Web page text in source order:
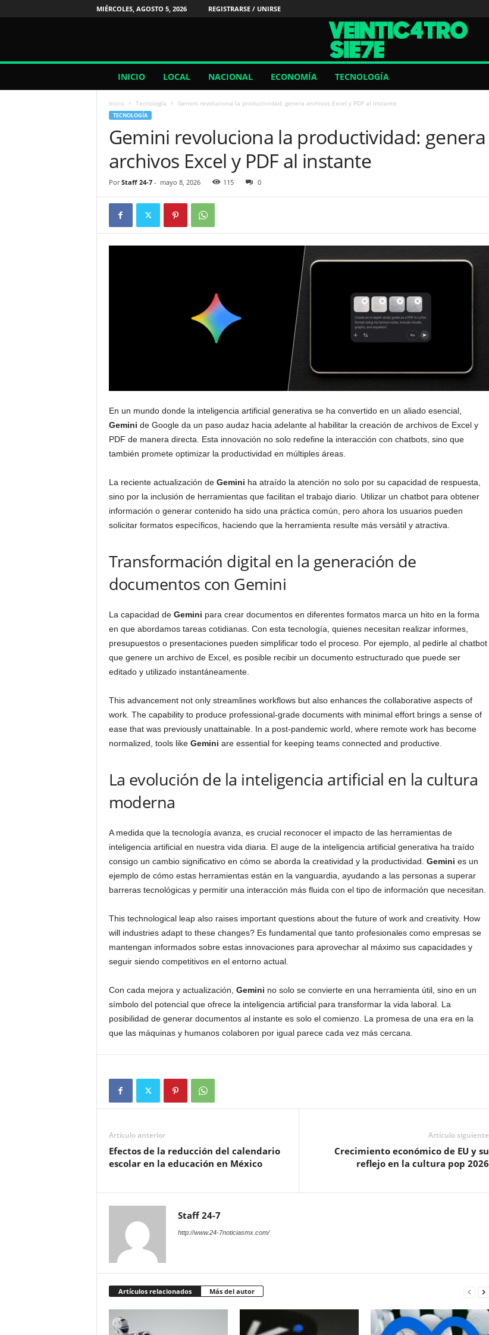
MIÉRCOLES, AGOSTO 5, 2026 REGISTRARSE / UNIRSE
/
INICIO LOCAL NACIONAL ECONOMÍA TECNOLOGÍA
Inicio Tecnología Gemini revoluciona la productividad: genera archivos Excel y PDF al instante
TECNOLOGÍA
Gemini revoluciona la productividad: genera
archivos Excel y PDF al instante
Por Staff 24-7- mayo 8, 2026 115 0
En un mundo donde la inteligencia artificial generativa se ha convertido en un aliado esencial,
Gemini de Google da un paso audaz hacia adelante al habilitar la creación de archivos de Excel y
PDF de manera directa. Esta innovación no solo redefine la interacción con chatbots, sino que
también promete optimizar la productividad en múltiples áreas.
La reciente actualización de Gemini ha atraído la atención no solo por su capacidad de respuesta,
sino por la inclusión de herramientas que facilitan el trabajo diario. Utilizar un chatbot para obtener
información o generar contenido ha sido una práctica común, pero ahora los usuarios pueden
solicitar formatos específicos, haciendo que la herramienta resulte más versátil y atractiva.
Transformación digital en la generación de
documentos con Gemini
La capacidad de Gemini para crear documentos en diferentes formatos marca un hito en la forma
en que abordamos tareas cotidianas. Con esta tecnología, quienes necesitan realizar informes,
presupuestos o presentaciones pueden simplificar todo el proceso. Por ejemplo, al pedirle al chatbot
que genere un archivo de Excel, es posible recibir un documento estructurado que puede ser
editado y utilizado instantáneamente.
This advancement not only streamlines workflows but also enhances the collaborative aspects of
work. The capability to produce professional-grade documents with minimal effort brings a sense of
ease that was previously unattainable. In a post-pandemic world, where remote work has become
normalized, tools like Gemini are essential for keeping teams connected and productive.
La evolución de la inteligencia artificial en la cultura
moderna
A medida que la tecnología avanza, es crucial reconocer el impacto de las herramientas de
inteligencia artificial en nuestra vida diaria. El auge de la inteligencia artificial generativa ha traído
consigo un cambio significativo en cómo se aborda la creatividad y la productividad. Gemini es un
ejemplo de cómo estas herramientas están en la vanguardia, ayudando a las personas a superar
barreras tecnológicas y permitir una interacción más fluida con el tipo de información que necesitan.
This technological leap also raises important questions about the future of work and creativity. How
will industries adapt to these changes? Es fundamental que tanto profesionales como empresas se
mantengan informados sobre estas innovaciones para aprovechar al máximo sus capacidades y
seguir siendo competitivos en el entorno actual.
Con cada mejora y actualización, Gemini no solo se convierte en una herramienta útil, sino en un
símbolo del potencial que ofrece la inteligencia artificial para transformar la vida laboral. La
posibilidad de generar documentos al instante es solo el comienzo. La promesa de una era en la
que las máquinas y humanos colaboren por igual parece cada vez más cercana.
Artículo anterior
Efectos de la reducción del calendario
escolar en la educación en México
Artículo siguiente
Crecimiento económico de EU y su
reflejo en la cultura pop 2026
Staff 24-7
http://www.24-7noticiasmx.com/
Artículos relacionados Más del autor